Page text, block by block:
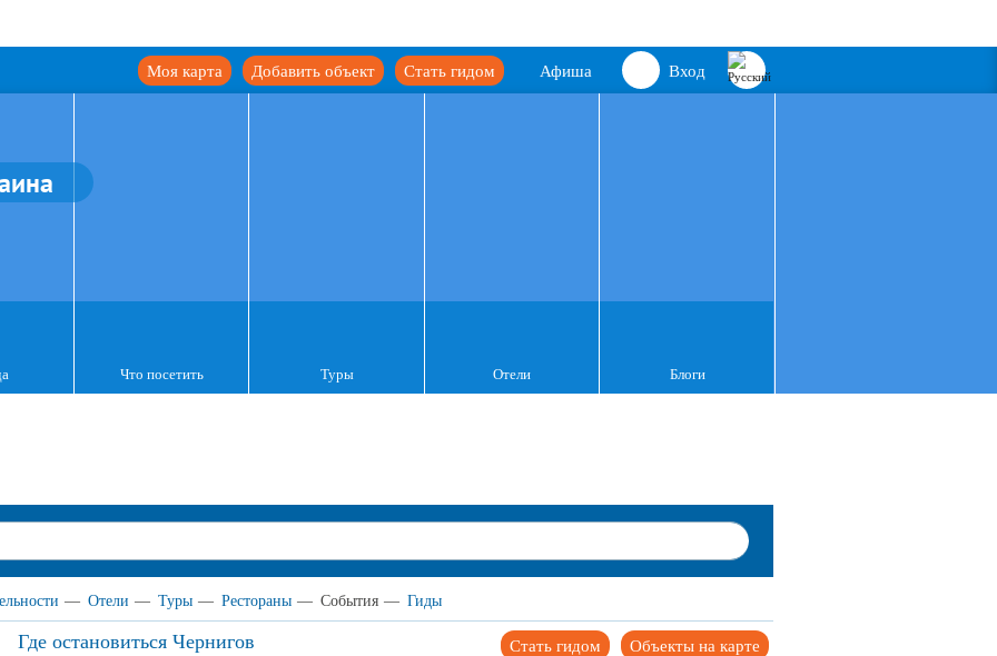
Вход
Афиша
Стать гидом
Добавить объект
Моя карта
Что посетить Туры Отели Блоги
— Отели — Туры — Рестораны — События — Гиды
Где остановиться Чернигов Объекты на карте
Стать гидом